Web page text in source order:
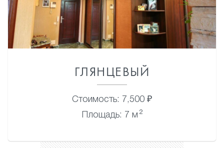
ГЛЯНЦЕВЫЙ
Стоимость: 7,500 ₽
Площадь: 7 м 2